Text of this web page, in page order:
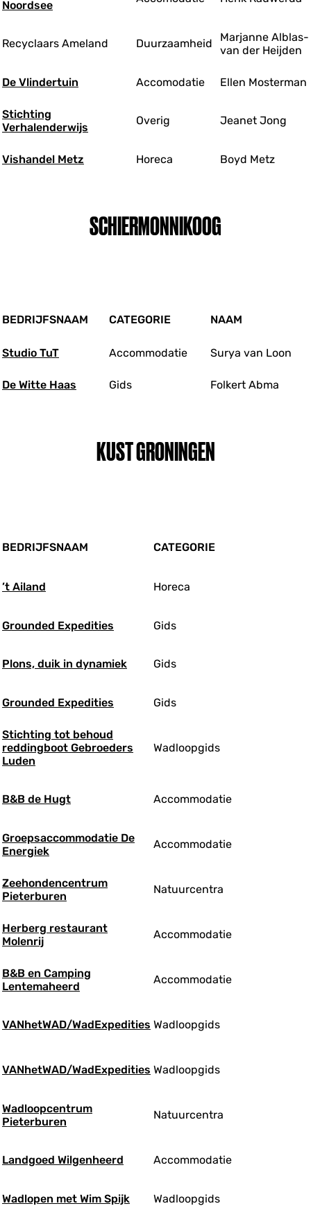
Noordsee
Recyclaars Ameland Duurzaamheid
Marjanne Alblas-
van der Heijden
De Vlindertuin Accomodatie Ellen Mosterman
Stichting
Verhalenderwijs
Overig Jeanet Jong
Vishandel Metz Horeca Boyd Metz
SCHIERMONNIKOOG
BEDRIJFSNAAM CATEGORIE NAAM
Studio TuT Accommodatie Surya van Loon
De Witte Haas Gids Folkert Abma
KUST GRONINGEN
BEDRIJFSNAAM CATEGORIE
’t Ailand Horeca
Grounded Expedities Gids
Plons, duik in dynamiek Gids
Grounded Expedities Gids
Stichting tot behoud
reddingboot Gebroeders
Luden
Wadloopgids
B&B de Hugt Accommodatie
Groepsaccommodatie De
Energiek
Accommodatie
Zeehondencentrum
Pieterburen
Natuurcentra
Herberg restaurant
Molenrij
Accommodatie
B&B en Camping
Lentemaheerd
Accommodatie
VANhetWAD/WadExpedities Wadloopgids
VANhetWAD/WadExpedities Wadloopgids
Wadloopcentrum
Pieterburen
Natuurcentra
Landgoed Wilgenheerd Accommodatie
Wadlopen met Wim Spijk Wadloopgids